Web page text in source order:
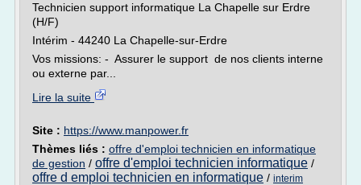
Technicien support informatique La Chapelle sur Erdre
(H/F)
Intérim - 44240 La Chapelle-sur-Erdre
Vos missions: - Assurer le support de nos clients interne
ou externe par...
Lire la suite
Site : https://www.manpower.fr
Thèmes liés : offre d'emploi technicien en informatique
de gestion / offre d'emploi technicien informatique /
offre d emploi technicien en informatique / interim